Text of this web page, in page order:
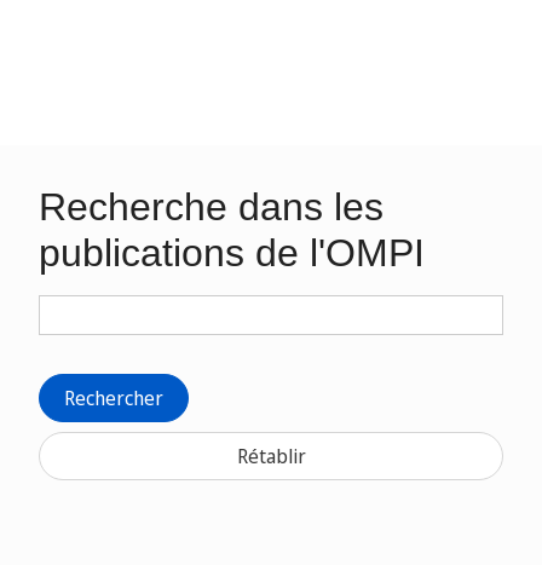
Recherche dans les
publications de l'OMPI
Rechercher
Rétablir